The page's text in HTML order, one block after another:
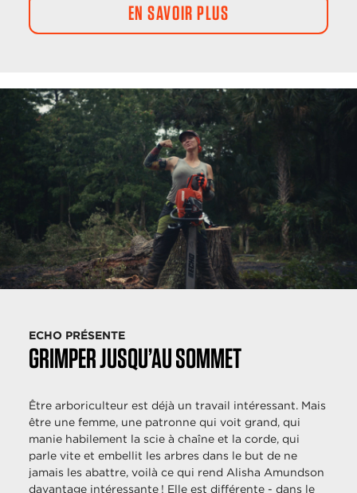
EN SAVOIR PLUS
GRIMPER JUSQU’AU SOMMET
ECHO PRÉSENTE
Être arboriculteur est déjà un travail intéressant. Mais
être une femme, une patronne qui voit grand, qui
manie habilement la scie à chaîne et la corde, qui
parle vite et embellit les arbres dans le but de ne
jamais les abattre, voilà ce qui rend Alisha Amundson
davantage intéressante ! Elle est différente - dans le